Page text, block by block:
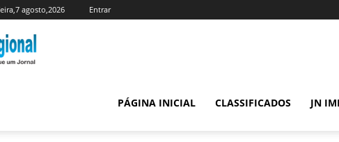
agosto,2026 Entrar
PÁGINA INICIAL CLASSIFICADOS JN